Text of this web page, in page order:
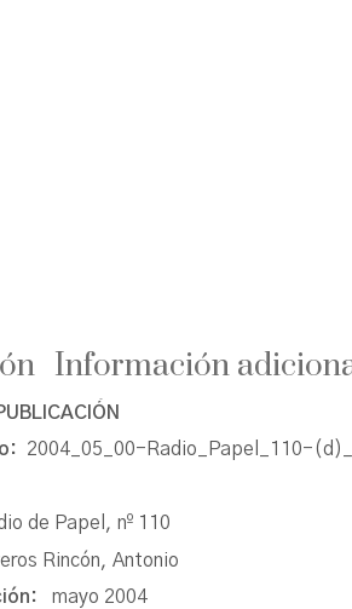
Información
2004_05_00-Radio_Papel_110-
de Papel, nº 110
Rincón, Antonio
mayo 2004